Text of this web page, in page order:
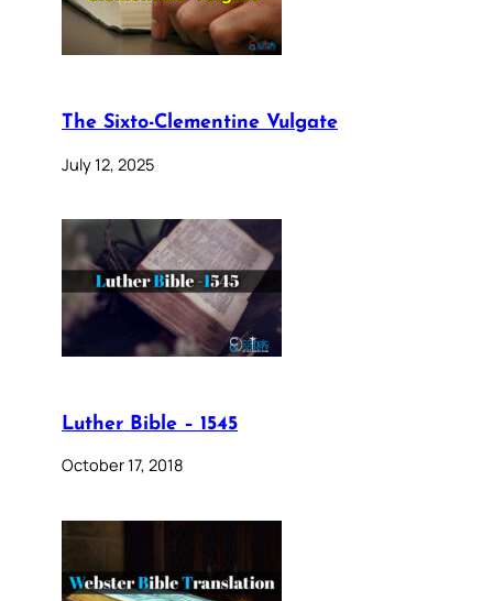
The Sixto-Clementine Vulgate
July 12, 2025
Luther Bible – 1545
October 17, 2018